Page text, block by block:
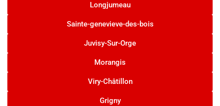
Longjumeau
Sainte-genevieve-des-bois
Juvisy-Sur-Orge
Morangis
Viry-Châtillon
Grigny